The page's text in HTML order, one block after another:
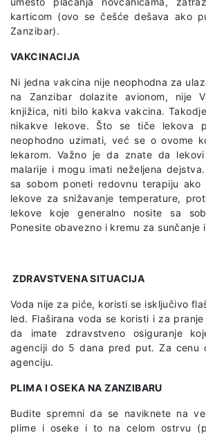
karticom (ovo se češće dešava ako
Zanzibar).
VAKCINACIJA
Ni jedna vakcina nije neophodna za
na Zanzibar dolazite avionom, nije
knjižica, niti bilo kakva vakcina.
nikakve lekove. Što se tiče lekova
neophodno uzimati, već se o ovome
lekarom. Važno je da znate da
malarije i mogu imati neželjena
sa sobom poneti redovnu terapiju
lekove za snižavanje temperature,
lekove koje generalno nosite sa
Ponesite obavezno i kremu za sunčanje
ZDRAVSTVENA SITUACIJA
Voda nije za piće, koristi se isključivo
led. Flaširana voda se koristi i za
da imate zdravstveno osiguranje
agenciji do 5 dana pred put. Za cenu
agenciju.
PLIMA I OSEKA NA ZANZIBARU
Budite spremni da se naviknete na
plime i oseke i to na celom ostrvu